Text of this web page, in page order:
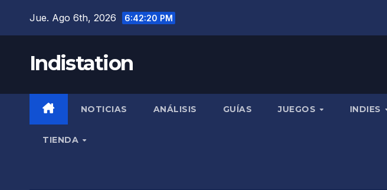
Jue. Ago 6th, 2026 6:42:21 PM
Indistation
NOTICIAS ANÁLISIS GUÍAS JUEGOS INDIES
TIENDA